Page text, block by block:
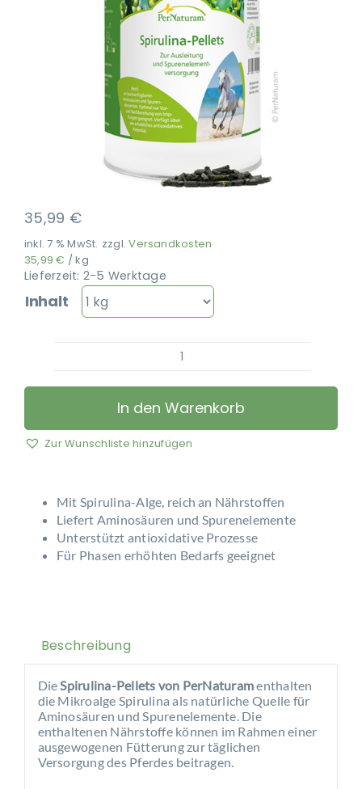
35,99 €
inkl. 7 % MwSt. zzgl.Versandkosten
35,99€ /kg
Lieferzeit: 2-5 Werktage
Inhalt
PerNaturam
–
Spirulina-
Menge
In den Warenkorb
Zur Wunschliste hinzufügen
Mit Spirulina-Alge, reich an Nährstoffen
Liefert Aminosäuren und Spurenelemente
Unterstützt antioxidative Prozesse
Für Phasen erhöhten Bedarfs geeignet
Beschreibung
Die Spirulina-Pellets von PerNaturamenthalten
die Mikroalge Spirulina als natürliche Quelle für
Aminosäuren und Spurenelemente. Die
enthaltenen Nährstoffe können im Rahmen einer
ausgewogenen Fütterung zur täglichen
Versorgung des Pferdes beitragen.